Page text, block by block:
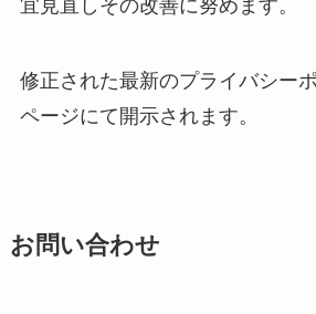
宜見直しその改善に努めます。
修正された最新のプライバシー
ページにて開示されます。
お問い合わせ